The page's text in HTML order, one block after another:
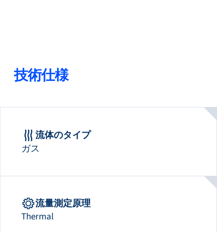
技術仕様
流体のタイプ
ガス
流量測定原理
Thermal